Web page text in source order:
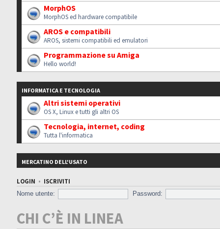
MorphOS
MorphOS ed hardware compatibile
AROS e compatibili
AROS, sistemi compatibili ed emulatori
Programmazione su Amiga
Hello world!
INFORMATICA E TECNOLOGIA
Altri sistemi operativi
OS X, Linux e tutti gli altri OS
Tecnologia, internet, coding
Tutta l'informatica
MERCATINO DELL'USATO
LOGIN • ISCRIVITI
Nome utente:
Password:
CHI C’È IN LINEA